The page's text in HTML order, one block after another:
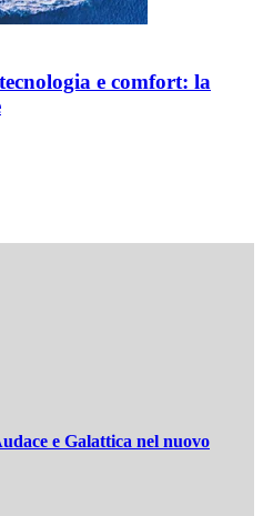
e comfort: la
e Galattica nel nuovo